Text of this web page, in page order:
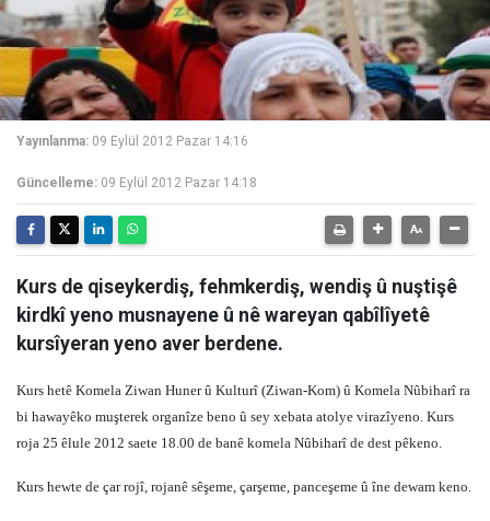
Yayınlanma: 09 Eylül 2012 Pazar 14:16
Güncelleme: 09 Eylül 2012 Pazar 14:18
Kurs de qiseykerdiş, fehmkerdiş, wendiş û nuştişê
kirdkî yeno musnayene û nê wareyan qabîlîyetê
kursîyeran yeno aver berdene.
Kurs hetê Komela Ziwan Huner û Kulturî (Ziwan-Kom) û Komela Nûbiharî ra
bi hawayêko muşterek organîze beno û sey xebata atolye virazîyeno. Kurs
roja 25 êlule 2012 saete 18.00 de banê komela Nûbiharî de dest pêkeno.
Kurs hewte de çar rojî, rojanê sêşeme, çarşeme, panceşeme û îne dewam keno.